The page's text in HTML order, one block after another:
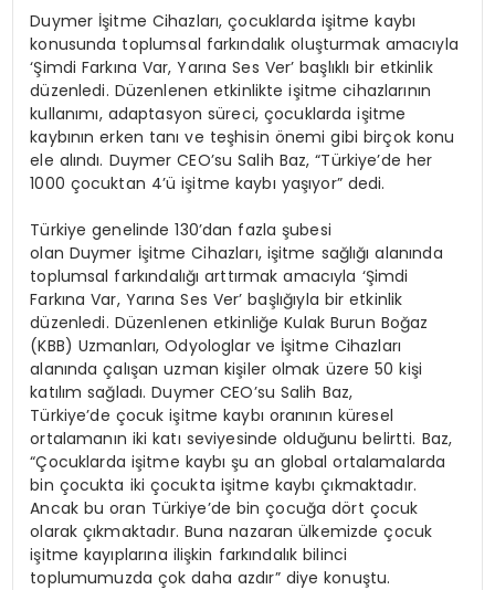
Duymer İşitme Cihazları, çocuklarda işitme kaybı
konusunda toplumsal farkındalık oluşturmak amacıyla
‘Şimdi Farkına Var, Yarına Ses Ver’ başlıklı bir etkinlik
düzenledi. Düzenlenen etkinlikte işitme cihazlarının
kullanımı, adaptasyon süreci, çocuklarda işitme
kaybının erken tanı ve teşhisin önemi gibi birçok konu
ele alındı. Duymer CEO’su Salih Baz, “Türkiye’de her
1000 çocuktan 4’ü işitme kaybı yaşıyor” dedi.
Türkiye genelinde 130’dan fazla şubesi
olan Duymer İşitme Cihazları, işitme sağlığı alanında
toplumsal farkındalığı arttırmak amacıyla ‘Şimdi
Farkına Var, Yarına Ses Ver’ başlığıyla bir etkinlik
düzenledi. Düzenlenen etkinliğe Kulak Burun Boğaz
(KBB) Uzmanları, Odyologlar ve İşitme Cihazları
alanında çalışan uzman kişiler olmak üzere 50 kişi
katılım sağladı. Duymer CEO’su Salih Baz,
Türkiye’de çocuk işitme kaybı oranının küresel
ortalamanın iki katı seviyesinde olduğunu belirtti. Baz,
“Çocuklarda işitme kaybı şu an global ortalamalarda
bin çocukta iki çocukta işitme kaybı çıkmaktadır.
Ancak bu oran Türkiye’de bin çocuğa dört çocuk
olarak çıkmaktadır. Buna nazaran ülkemizde çocuk
işitme kayıplarına ilişkin farkındalık bilinci
toplumumuzda çok daha azdır” diye konuştu.